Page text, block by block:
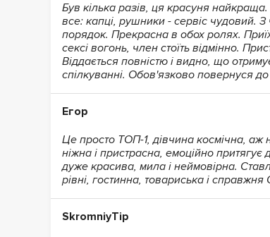
Був кілька разів, ця красуня
все: капці, рушники - сервіс чудовий.
порядок. Прекрасна в обох ролях.
сексі вогонь, член стоїть відмінно.
Віддається повністю і видно, що
спілкуванні. Обов'язково повернуся до
Егор
Це просто ТОП-1, дівчина космічна, аж
ніжна і пристрасна, емоційно притягує
дуже красива, мила і неймовірна.
рівні, гостинна, товариська і
SkromniyTip